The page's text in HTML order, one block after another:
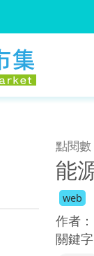
點閱
能
web
作者：
關鍵字